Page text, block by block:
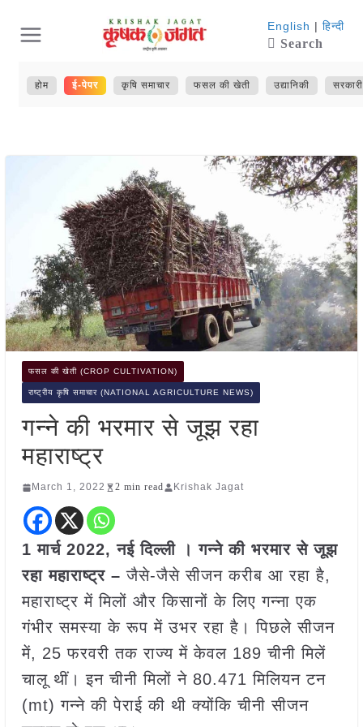
content
English | हिन्दी
Search
होम ई-पेपर कृषि समाचार फसल की खेती उद्यानिकी
फसल की खेती (CROP CULTIVATION)
राष्ट्रीय कृषि समाचार (NATIONAL AGRICULTURE NEWS)
गन्ने की भरमार से जूझ रहा
महाराष्ट्र
March 1, 2022 2 min read Krishak Jagat
1 मार्च 2022, नई दिल्ली । गन्ने की भरमार से जूझ
रहा महाराष्ट्र – जैसे-जैसे सीजन करीब आ रहा है,
महाराष्ट्र में मिलों और किसानों के लिए गन्ना एक
गंभीर समस्या के रूप में उभर रहा है। पिछले सीजन
में, 25 फरवरी तक राज्य में केवल 189 चीनी मिलें
चालू थीं। इन चीनी मिलों ने 80.471 मिलियन टन
(mt) गन्ने की पेराई की थी क्योंकि चीनी सीजन